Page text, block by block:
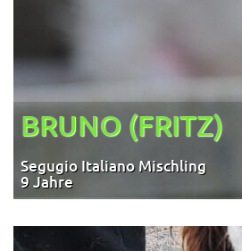
BRUNO (FRITZ)
Segugio Italiano Mischling
9 Jahre